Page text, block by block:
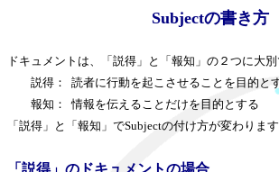
Subjectの書き方
ドキュメントは、「説得」と「報知」の２つに大別
説得： 読者に行動を起こさせることを目的と
報知： 情報を伝えることだけを目的とする
「説得」と「報知」でSubjectの付け方が変わります
「説得」のドキュメントの場合